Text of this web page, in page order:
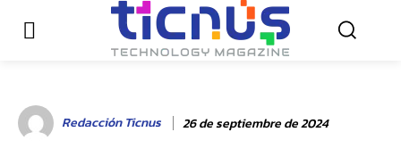
Redacción Ticnus 26 de septiembre de 2024